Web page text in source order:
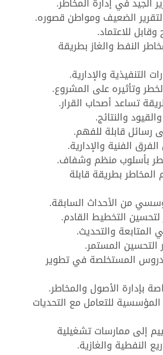
الضعيف ومواطن قصوره.
للاعتماد.
النفط والغاز بطريقة
التنفيذية والإدارية.
وتأثيره على المشروع.
تساعد أصحاب القرار.
والنتائج.
رسائل قابلة للفهم.
الفنية والإدارية.
بأسلوب منظم وشفاف.
المخاطر بطريقة قابلة
من الأحداث السابقة.
لتحسين التخطيط القادم.
المتابعة والتحديث.
التحسين المستمر.
المستخلصة في تطوير
بإدارة الأصول والمخاطر.
للتعامل مع التحديات
إلى ممارسات تشغيلية
النفطية والغازية.